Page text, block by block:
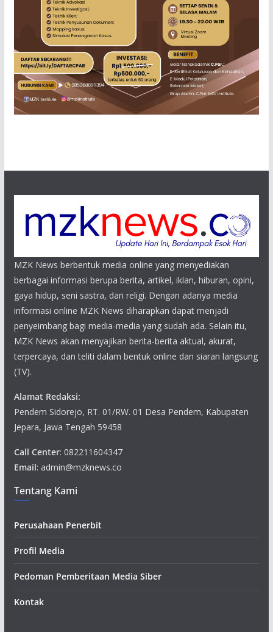
MZK News berbentuk media online yang menyediakan
berbagai informasi berupa berita, artikel, iklan, hiburan, opini,
gaya hidup, seni sastra, dan religi. Dengan adanya media
informasi online MZK News diharapkan dapat menjadi
penyeimbang bagi media-media yang sudah ada. Selain itu,
MZK News akan menyajikan berita-berita aktual, akurat,
terpercaya, dan teliti dalam bentuk online dan siaran langsung
(TV).
Alamat Redaksi:
Pendem Sidorejo, RT. 01/RW. 01 Desa Pendem, Kabupaten
Jepara, Jawa Tengah 59458
Call Center: 082211604347
Email: admin@mzknews.co
Tentang Kami
Perusahaan Penerbit
Profil Media
Pedoman Pemberitaan Media Siber
Kontak